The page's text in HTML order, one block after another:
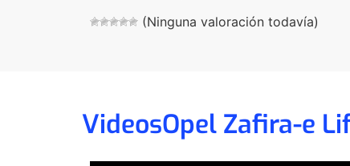
(Ninguna valoración todavía)
VideosOpel Zafira-e